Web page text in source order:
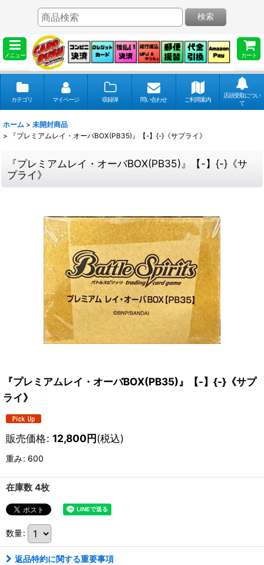
メニュー カート
検索
カテゴリ マイページ 収録弾 問い合わせ ご利用案内
店頭受取につい
て
ホーム > 未開封商品
>
『プレミアムレイ・オーバBOX(PB35)』【-】{-}《サプライ》
『プレミアムレイ・オーバBOX(PB35)』【-】{-}《サ
プライ》
『プレミアムレイ・オーバBOX(PB35)』【-】{-}《サプ
ライ》
販売価格: 12,800円(税込)
重み: 600
在庫数 4枚
数量:
返品特約に関する重要事項